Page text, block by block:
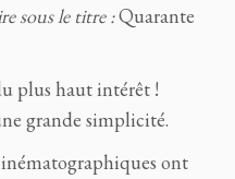
sous le titre :Quarante
plus haut intérêt !
grande simplicité.
ont